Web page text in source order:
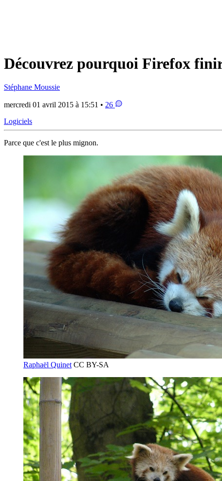
Découvrez pourquoi Firefox
Stéphane Moussie
mercredi 01 avril 2015 à 15:51 • 26
Logiciels
Parce que c'est le plus mignon.
Raphaël Quinet CC BY-SA